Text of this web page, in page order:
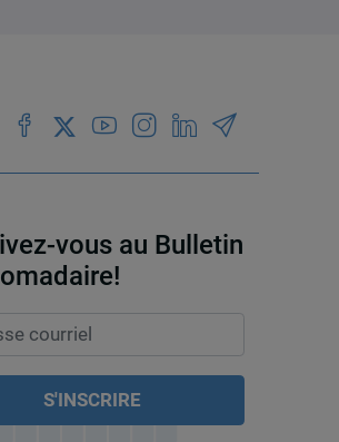
vous au Bulletin